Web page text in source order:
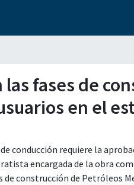
fases de
en el
conducción requiere la
encargada de la obra
de construcción de Petróleos